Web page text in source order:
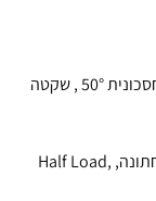
6 תכניות: אינטנסיבית 70° , אוטומטית 45°-65° ,חסכונית 50° , שקטה
Remote Start, – איזור ניקוי מוגבר בסלסלה התחתונה, Half Load,